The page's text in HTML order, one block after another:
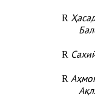
R
R
R